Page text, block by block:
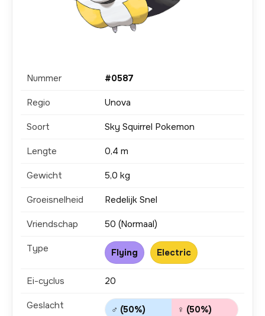
Nummer #0587
Regio Unova
Soort Sky Squirrel Pokemon
Lengte 0,4 m
Gewicht 5,0 kg
Groeisnelheid Redelijk Snel
Vriendschap 50 (Normaal)
Type Flying Electric
Ei-cyclus 20
Geslacht ♂ (50%) ♀ (50%)